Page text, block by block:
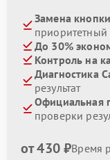
Замена
До 30%
Контроль на
Диагностика
результат
Официальная
проверки
от 430 ₽Время